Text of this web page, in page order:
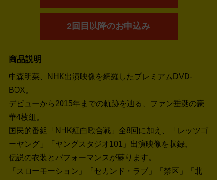
2回目以降のお申込み
商品説明
中森明菜、NHK出演映像を網羅したプレミアムDVD-
BOX。
デビューから2015年までの軌跡を辿る、ファン垂涎の豪
華4枚組。
国民的番組「NHK紅白歌合戦」全8回に加え、「レッツゴ
ーヤング」「ヤングスタジオ101」出演映像を収録。
伝説の衣装とパフォーマンスが蘇ります。
「スローモーション」「セカンド・ラブ」「禁区」「北